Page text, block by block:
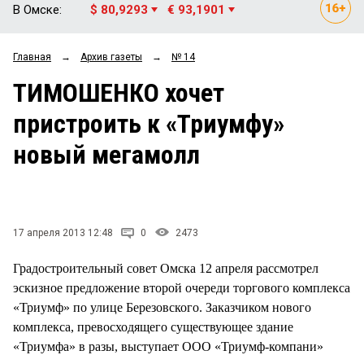
ОБЩЕСТВО
ЗАКОН
НОВОСТИ КОМПАНИЙ
Рейтинги
Блоги
В Омске: $ 80,9293 € 93,1901
Главная → Архив газеты → № 14
ТИМОШЕНКО хочет
пристроить к «Триумфу»
новый мегамолл
17 апреля 2013 12:48 0 2473
Градостроительный совет Омска 12 апреля рассмотрел
эскизное предложение второй очереди торгового комплекса
«Триумф» по улице Березовского. Заказчиком нового
комплекса, превосходящего существующее здание
«Триумфа» в разы, выступает ООО «Триумф-компани»